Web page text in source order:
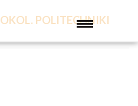
POLITECHNIKI